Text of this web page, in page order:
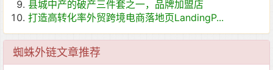
县城中产的破产三件套之一，品牌加盟店
打造高转化率外贸跨境电商落地页LandingP...
蜘蛛外链文章推荐